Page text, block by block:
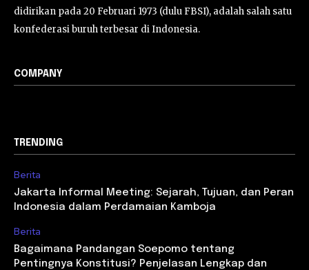
didirikan pada 20 Februari 1973 (dulu FBSI), adalah salah satu
konfederasi buruh terbesar di Indonesia.
COMPANY
TRENDING
Berita
Jakarta Informal Meeting: Sejarah, Tujuan, dan Peran
Indonesia dalam Perdamaian Kamboja
Berita
Bagaimana Pandangan Soepomo tentang
Pentingnya Konstitusi? Penjelasan Lengkap dan